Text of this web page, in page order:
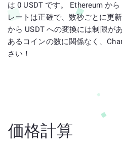
は 0 USDT です。 Ethereum か
レートは正確で、数秒ごとに更
から USDT への変換には制限が
あるコインの数に関係なく、
さい！
価格計算